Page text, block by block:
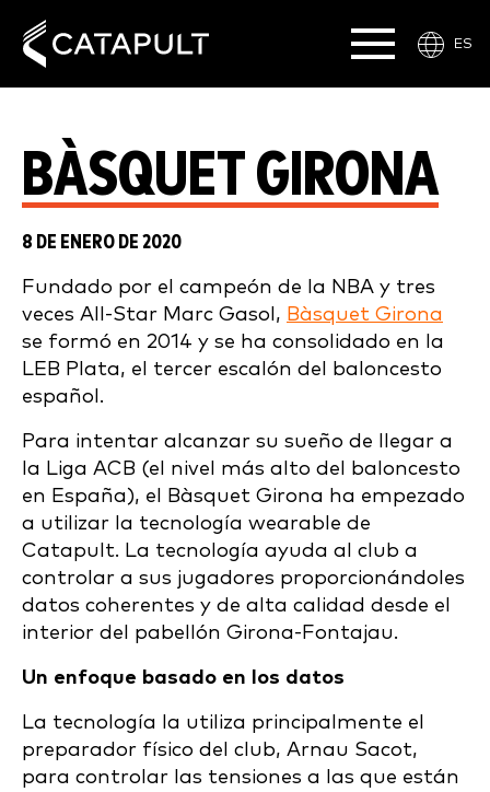
ES
BÀSQUET GIRONA
8 DE ENERO DE 2020
Fundado por el campeón de la NBA y tres
veces All-Star Marc Gasol, Bàsquet Girona
se formó en 2014 y se ha consolidado en la
LEB Plata, el tercer escalón del baloncesto
español.
Para intentar alcanzar su sueño de llegar a
la Liga ACB (el nivel más alto del baloncesto
en España), el Bàsquet Girona ha empezado
a utilizar la tecnología wearable de
Catapult. La tecnología ayuda al club a
controlar a sus jugadores proporcionándoles
datos coherentes y de alta calidad desde el
interior del pabellón Girona-Fontajau.
Un enfoque basado en los datos
La tecnología la utiliza principalmente el
preparador físico del club, Arnau Sacot,
para controlar las tensiones a las que están